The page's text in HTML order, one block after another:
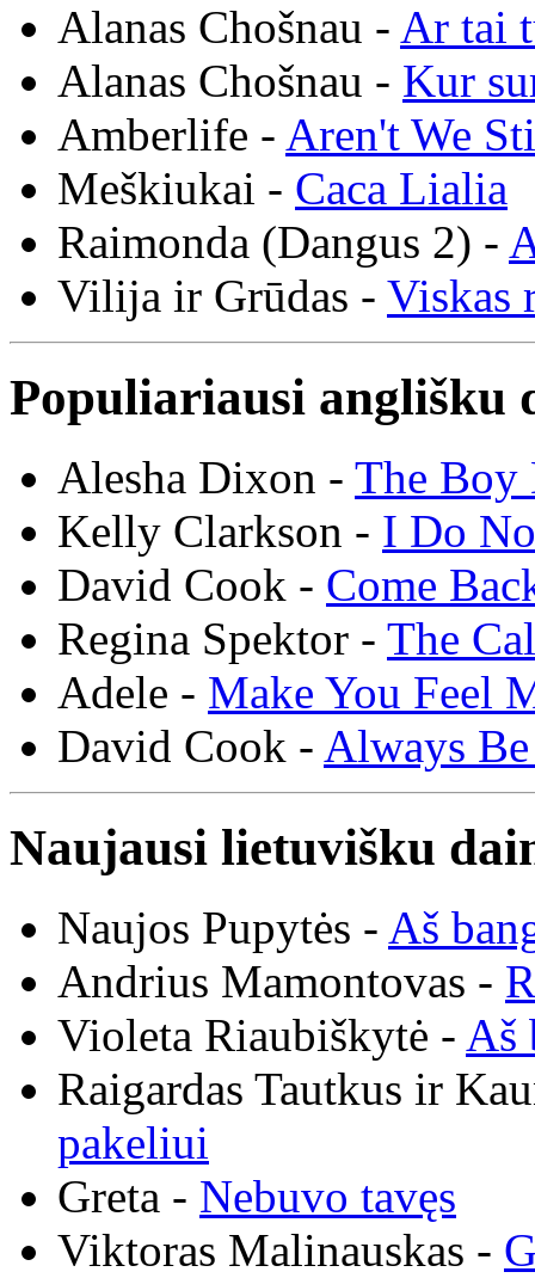
Alanas Chošnau - Ar tai
Alanas Chošnau - Kur
Amberlife - Aren't We
Meškiukai - Caca Lialia
Raimonda (Dangus 2) -
Vilija ir Grūdas - Viskas
Populiariausi anglišku
Alesha Dixon - The Boy
Kelly Clarkson - I Do
David Cook - Come
Regina Spektor - The
Adele - Make You Feel
David Cook - Always
Naujausi lietuvišku
Naujos Pupytės - Aš
Andrius Mamontovas -
Violeta Riaubiškytė - Aš
Raigardas Tautkus ir
pakeliui
Greta - Nebuvo tavęs
Viktoras Malinauskas -